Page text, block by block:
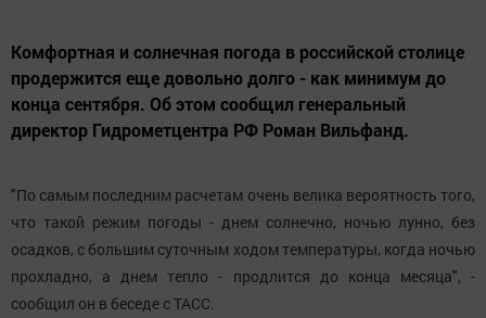
Комфортная и солнечная погода в российской столице
продержится еще довольно долго - как минимум до
конца сентября. Об этом сообщил генеральный
директор Гидрометцентра РФ Роман Вильфанд.
"По самым последним расчетам очень велика вероятность того,
что такой режим погоды - днем солнечно, ночью лунно, без
осадков, с большим суточным ходом температуры, когда ночью
прохладно, а днем тепло - продлится до конца месяца", -
сообщил он в беседе с ТАСС.